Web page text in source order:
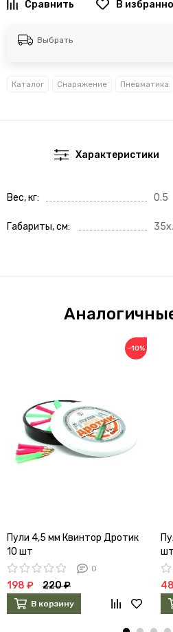
В
Выбрать
Каталог Снаряжение Пневматика
Характеристики
Вес, кг 0.5
Габариты, см
−10%
Пули 4,5 мм Квинтор Дротик
10 шт
0
198 ₽ 220 ₽
В корзину
шт